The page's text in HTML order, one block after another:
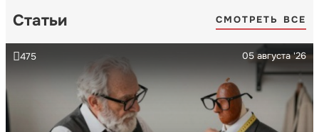
Статьи СМОТРЕТЬ ВСЕ
05 августа '26
475